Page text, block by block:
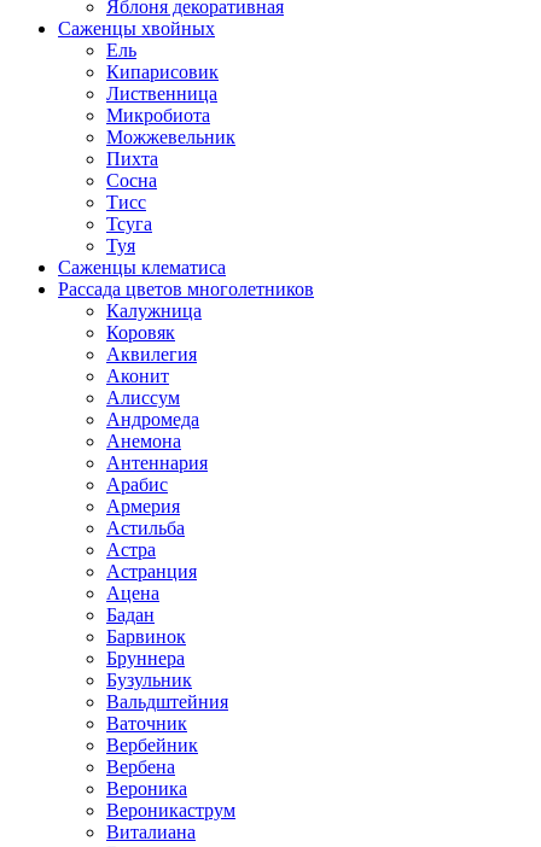
Яблоня декоративная
Саженцы хвойных
Ель
Кипарисовик
Лиственница
Микробиота
Можжевельник
Пихта
Сосна
Тисс
Тсуга
Туя
Саженцы клематиса
Рассада цветов многолетников
Калужница
Коровяк
Аквилегия
Аконит
Алиссум
Андромеда
Анемона
Антеннария
Арабис
Армерия
Астильба
Астра
Астранция
Ацена
Бадан
Барвинок
Бруннера
Бузульник
Вальдштейния
Ваточник
Вербейник
Вербена
Вероника
Вероникаструм
Виталиана